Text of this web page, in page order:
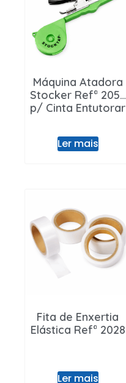
Máquina Atadora
Stocker Refª 2055
p/ Cinta Entutorar
Ler mais
Fita de Enxertia
Elástica Refª 2028
Ler mais